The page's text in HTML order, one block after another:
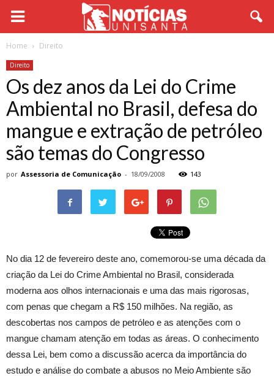
Home Direito
Direito
Os dez anos da Lei do Crime
Ambiental no Brasil, defesa do
mangue e extração de petróleo
são temas do Congresso
por Assessoria de Comunicação - 18/09/2008 143
No dia 12 de fevereiro deste ano, comemorou-se uma década da
criação da Lei do Crime Ambiental no Brasil, considerada
moderna aos olhos internacionais e uma das mais rigorosas,
com penas que chegam a R$ 150 milhões. Na região, as
descobertas nos campos de petróleo e as atenções com o
mangue chamam atenção em todas as áreas. O conhecimento
dessa Lei, bem como a discussão acerca da importância do
estudo e análise do combate a abusos no Meio Ambiente são